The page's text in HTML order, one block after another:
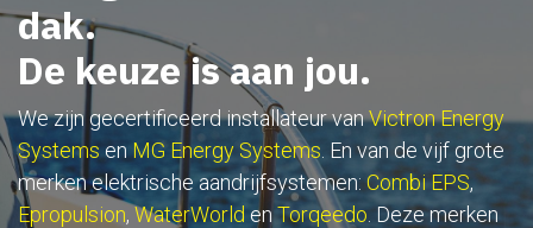
dak.
De keuze is aan jou.
We zijn gecertificeerd installateur vanVictron Energy
Systemsen MG Energy Systems . En van de vijf grote
merken elektrische aandrijfsystemen:Combi EPS,
Epropulsion, WaterWorld en Torqeedo . Deze merken